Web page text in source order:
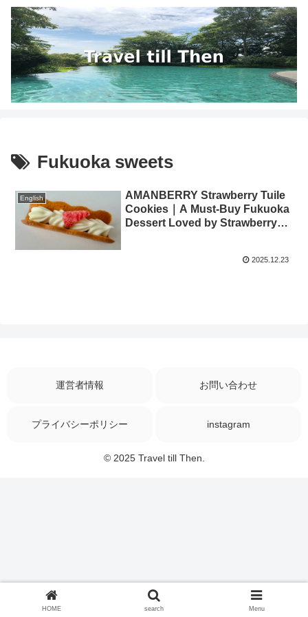
Fukuoka sweets
English
AMANBERRY Strawberry Tuile
Cookies｜A Must-Buy Fukuoka
Dessert Loved by Strawberry
2025.12.23
運営者情報 お問い合わせ
プライバシーポリシー instagram
© 2025 Travel till Then.
HOME search Menu